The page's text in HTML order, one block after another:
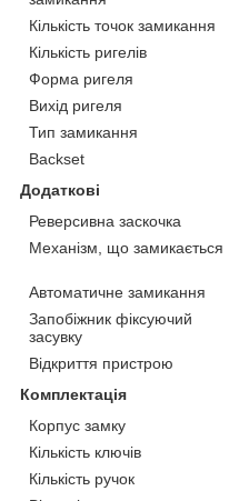
Кількість точок замикання
Кількість ригелів
Форма ригеля
Вихід ригеля
Тип замикання
Backset
Додаткові
Реверсивна заскочка
Механізм, що замикається
Автоматичне замикання
Запобіжник фіксуючий
засувку
Відкриття пристрою
Комплектація
Корпус замку
Кількість ключів
Кількість ручок